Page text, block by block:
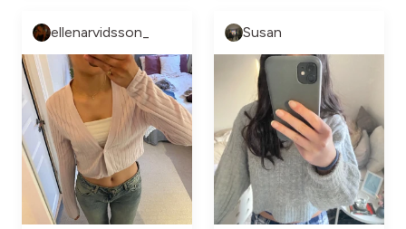
ellenarvidsson_ Susan